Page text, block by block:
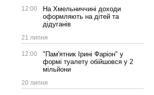
12:00
На Хмельниччині доходи
оформляють на дітей та
дідуганів
21 липня
12:00
"Пам'ятник Ірині Фаріон" у
формі туалету обійшовся у 2
мільйони
20 липня